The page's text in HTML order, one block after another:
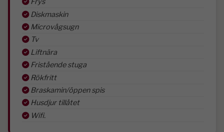
Diskmaskin
Microvågsugn
Tv
Liftnära
Fristående stuga
Rökfritt
Braskamin/öppen spis
Husdjur tillåtet
Wifi.